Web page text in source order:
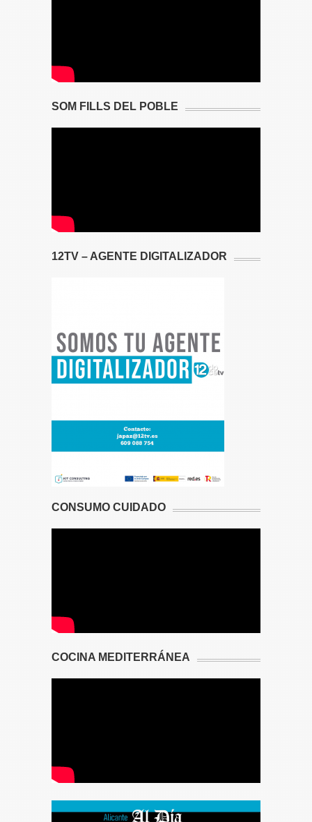
SOM FILLS DEL POBLE
12TV – AGENTE DIGITALIZADOR
CONSUMO CUIDADO
COCINA MEDITERRÁNEA